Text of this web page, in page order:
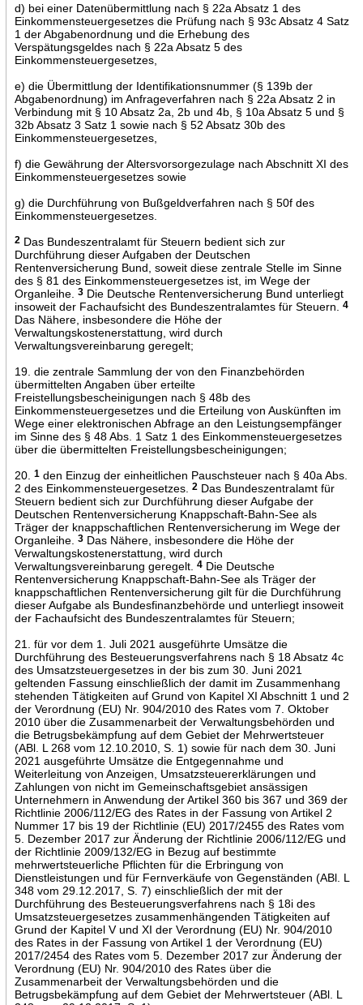
d) bei einer Datenübermittlung nach § 22a Absatz 1 des
Einkommensteuergesetzes die Prüfung nach § 93c Absatz 4 Satz
1 der Abgabenordnung und die Erhebung des
Verspätungsgeldes nach § 22a Absatz 5 des
Einkommensteuergesetzes,
e) die Übermittlung der Identifikationsnummer (§ 139b der
Abgabenordnung) im Anfrageverfahren nach § 22a Absatz 2 in
Verbindung mit § 10 Absatz 2a, 2b und 4b, § 10a Absatz 5 und §
32b Absatz 3 Satz 1 sowie nach § 52 Absatz 30b des
Einkommensteuergesetzes,
f) die Gewährung der Altersvorsorgezulage nach Abschnitt XI des
Einkommensteuergesetzes sowie
g) die Durchführung von Bußgeldverfahren nach § 50f des
Einkommensteuergesetzes.
2Das Bundeszentralamt für Steuern bedient sich zur
Durchführung dieser Aufgaben der Deutschen
Rentenversicherung Bund, soweit diese zentrale Stelle im Sinne
des § 81 des Einkommensteuergesetzes ist, im Wege der
Organleihe.
3Die Deutsche Rentenversicherung Bund unterliegt
insoweit der Fachaufsicht des Bundeszentralamtes für Steuern.
4
Das Nähere, insbesondere die Höhe der
Verwaltungskostenerstattung, wird durch
Verwaltungsvereinbarung geregelt;
19. die zentrale Sammlung der von den Finanzbehörden
übermittelten Angaben über erteilte
Freistellungsbescheinigungen nach § 48b des
Einkommensteuergesetzes und die Erteilung von Auskünften im
Wege einer elektronischen Abfrage an den Leistungsempfänger
im Sinne des § 48 Abs. 1 Satz 1 des Einkommensteuergesetzes
über die übermittelten Freistellungsbescheinigungen;
20.
1den Einzug der einheitlichen Pauschsteuer nach § 40a Abs.
2 des Einkommensteuergesetzes.
2Das Bundeszentralamt für
Steuern bedient sich zur Durchführung dieser Aufgabe der
Deutschen Rentenversicherung Knappschaft-Bahn-See als
Träger der knappschaftlichen Rentenversicherung im Wege der
Organleihe.
3Das Nähere, insbesondere die Höhe der
Verwaltungskostenerstattung, wird durch
Verwaltungsvereinbarung geregelt.
4Die Deutsche
Rentenversicherung Knappschaft-Bahn-See als Träger der
knappschaftlichen Rentenversicherung gilt für die Durchführung
dieser Aufgabe als Bundesfinanzbehörde und unterliegt insoweit
der Fachaufsicht des Bundeszentralamtes für Steuern;
21. für vor dem 1. Juli 2021 ausgeführte Umsätze die
Durchführung des Besteuerungsverfahrens nach § 18 Absatz 4c
des Umsatzsteuergesetzes in der bis zum 30. Juni 2021
geltenden Fassung einschließlich der damit im Zusammenhang
stehenden Tätigkeiten auf Grund von Kapitel XI Abschnitt 1 und 2
der Verordnung (EU) Nr. 904/2010 des Rates vom 7. Oktober
2010 über die Zusammenarbeit der Verwaltungsbehörden und
die Betrugsbekämpfung auf dem Gebiet der Mehrwertsteuer
(ABl. L 268 vom 12.10.2010, S. 1) sowie für nach dem 30. Juni
2021 ausgeführte Umsätze die Entgegennahme und
Weiterleitung von Anzeigen, Umsatzsteuererklärungen und
Zahlungen von nicht im Gemeinschaftsgebiet ansässigen
Unternehmern in Anwendung der Artikel 360 bis 367 und 369 der
Richtlinie 2006/112/EG des Rates in der Fassung von Artikel 2
Nummer 17 bis 19 der Richtlinie (EU) 2017/2455 des Rates vom
5. Dezember 2017 zur Änderung der Richtlinie 2006/112/EG und
der Richtlinie 2009/132/EG in Bezug auf bestimmte
mehrwertsteuerliche Pflichten für die Erbringung von
Dienstleistungen und für Fernverkäufe von Gegenständen (ABl. L
348 vom 29.12.2017, S. 7) einschließlich der mit der
Durchführung des Besteuerungsverfahrens nach § 18i des
Umsatzsteuergesetzes zusammenhängenden Tätigkeiten auf
Grund der Kapitel V und XI der Verordnung (EU) Nr. 904/2010
des Rates in der Fassung von Artikel 1 der Verordnung (EU)
2017/2454 des Rates vom 5. Dezember 2017 zur Änderung der
Verordnung (EU) Nr. 904/2010 des Rates über die
Zusammenarbeit der Verwaltungsbehörden und die
Betrugsbekämpfung auf dem Gebiet der Mehrwertsteuer (ABl. L